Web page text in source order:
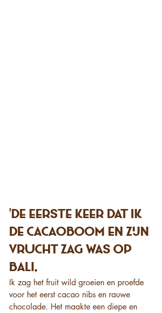
'de eerste keer dat ik
de cacaoboom en zijn
vrucht zag was op
Bali.
Ik zag het fruit wild groeien en proefde
voor het eerst cacao nibs en rauwe
chocolade. Het maakte een diepe en